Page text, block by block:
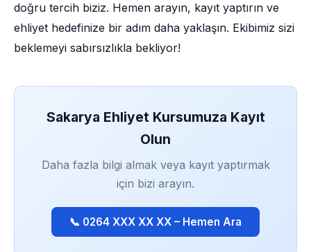
doğru tercih biziz. Hemen arayın, kayıt yaptırın ve
ehliyet hedefinize bir adım daha yaklaşın. Ekibimiz sizi
beklemeyi sabırsızlıkla bekliyor!
Sakarya Ehliyet Kursumuza Kayıt
Olun
Daha fazla bilgi almak veya kayıt yaptırmak
için bizi arayın.
📞 0264 XXX XX XX – Hemen Ara